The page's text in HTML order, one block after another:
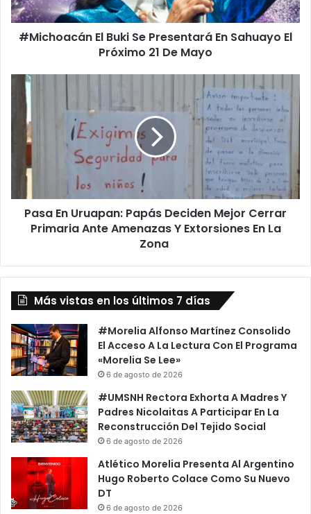
El
Próximo
21#Michoacán El Buki Se Presentará En Sahuayo El
Próximo 21 De Mayo
Pasa
Papás
Deciden
Cerrar
Primaria
Ante
Amenazas
La
Pasa En Uruapan: Papás Deciden Mejor Cerrar
Primaria Ante Amenazas Y Extorsiones En La
Zona
Más vistas en los últimos 7 días
#Morelia Alfonso Martínez Consolido
El Acceso A La Lectura Con El Programa
«Morelia Se Lee»
6 de agosto de 2026
#UMSNH Rectora Exhorta A Madres Y
Padres Nicolaitas A Participar En La
Reconstrucción Del Tejido Social
6 de agosto de 2026
Atlético Morelia Presenta Al Argentino
Hugo Roberto Colace Como Su Nuevo
DT
6 de agosto de 2026